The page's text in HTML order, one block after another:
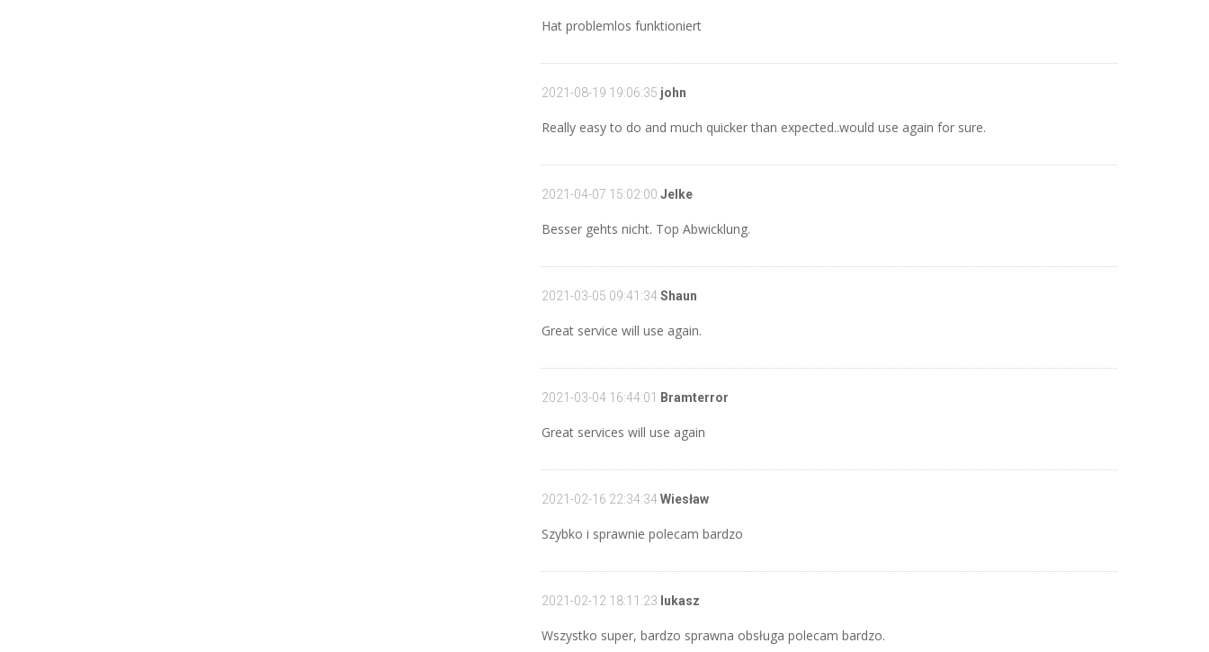
Hat problemlos funktioniert
2021-08-19 19:06:35 john
Really easy to do and much quicker than expected..would use again for sure.
2021-04-07 15:02:00 Jelke
Besser gehts nicht. Top Abwicklung.
2021-03-05 09:41:34Shaun
Great service will use again.
2021-03-04 16:44:01 Bramterror
Great services will use again
2021-02-16 22:34:34Wiesław
Szybko i sprawnie polecam bardzo
2021-02-12 18:11:23 lukasz
Wszystko super, bardzo sprawna obsługa polecam bardzo.